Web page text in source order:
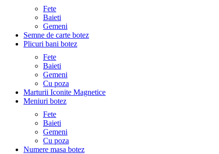
Fete
Baieti
Gemeni
Semne de carte botez
Plicuri bani botez
Fete
Baieti
Gemeni
Cu poza
Marturii Iconite Magnetice
Meniuri botez
Fete
Baieti
Gemeni
Cu poza
Numere masa botez